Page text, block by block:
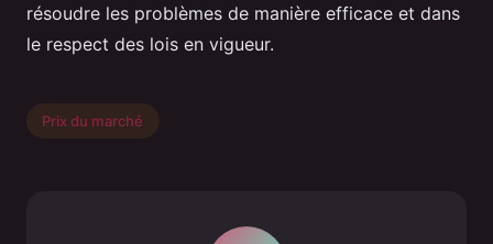
résoudre les problèmes de manière efficace et dans
le respect des lois en vigueur.
Prix du marché